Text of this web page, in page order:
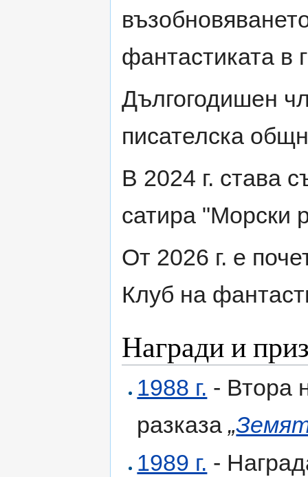
фантастиката в
Дългогодишен
писателска
В 2024 г. става
сатира "Морски
От 2026 г. е
Клуб на
Награди и
1988 г. - Втора
разказа„
1989 г. -